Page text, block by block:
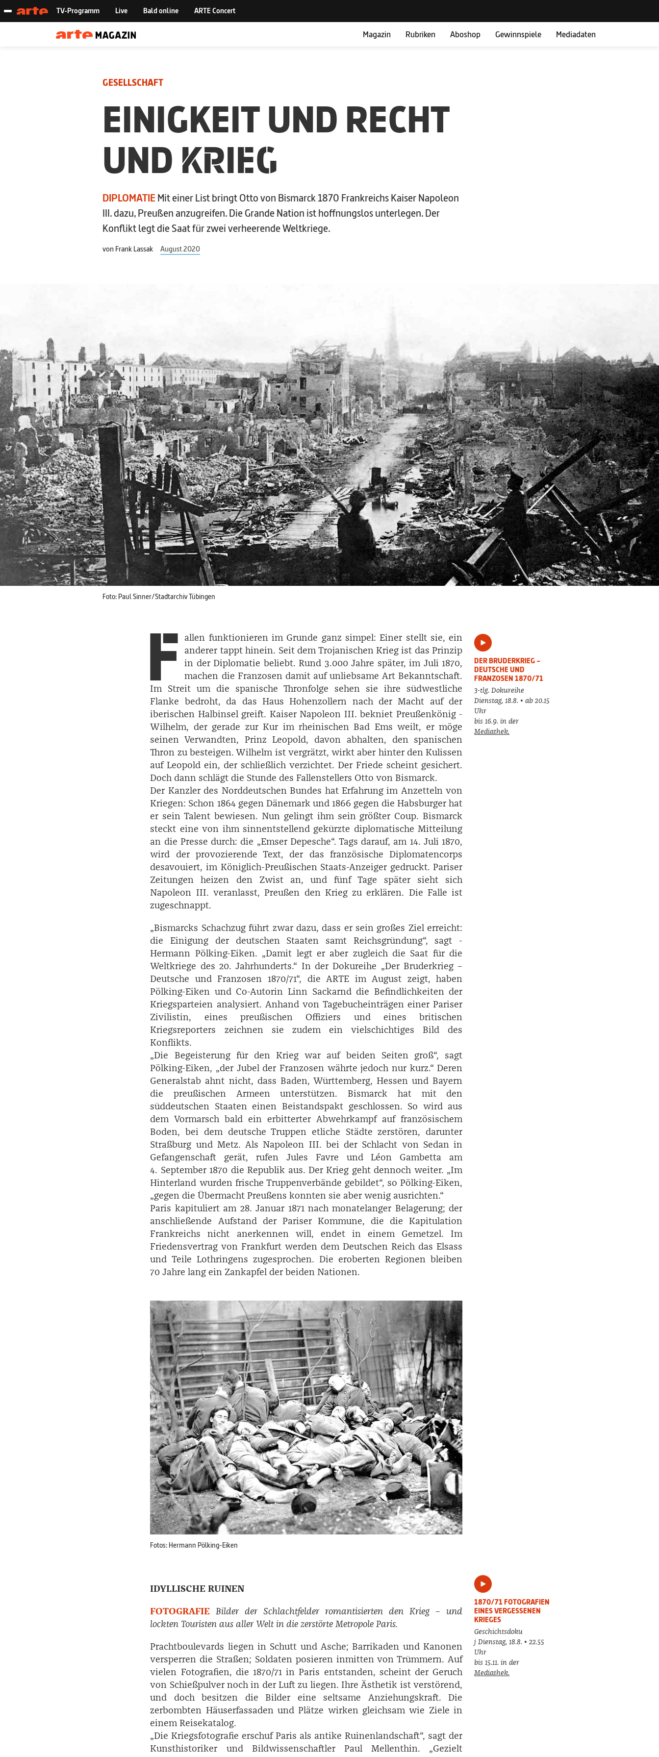
Magazin Rubriken Aboshop Gewinnspiele Mediadaten
GESELLSCHAFT
EINIGKEIT UND RECHT
UND KRIEG
DIPLOMATIE Mit einer List bringt Otto von Bismarck 1870 Frankreichs Kaiser Napoleon
III. dazu, Preußen anzugreifen. Die Grande Nation ist hoffnungslos unterlegen. Der
Konflikt legt die Saat für zwei verheerende Weltkriege.
vonFrank Lassak August 2020
Foto: Paul Sinner/Stadtarchiv Tübingen
F allen funktionieren im Grunde ganz simpel: Einer stellt sie, ein
anderer tappt hinein. Seit dem Trojanischen Krieg ist das Prinzip
in der Diplomatie beliebt. Rund 3.000 Jahre später, im Juli 1870,
machen die Franzosen damit auf unliebsame Art Bekanntschaft.
Im Streit um die spanische Thronfolge sehen sie ihre südwestliche
Flanke bedroht, da das Haus Hohenzollern nach der Macht auf der
iberischen Halbinsel greift. Kaiser ­Napoleon III. bekniet Preußenkönig ­
Wilhelm, der gerade zur Kur im rheinischen Bad Ems weilt, er möge
seinen Verwandten, Prinz ­Leopold, davon abhalten, den spanischen
Thron zu besteigen. ­Wilhelm ist vergrätzt, wirkt aber hinter den Kulissen
auf ­Leopold ein, der schließlich verzichtet. Der Friede scheint gesichert.
Doch dann schlägt die Stunde des Fallenstellers ­Otto von ­Bismarck.
Der Kanzler des Norddeutschen Bundes hat Erfahrung im Anzetteln von
Kriegen: Schon 1864 gegen Dänemark und 1866 gegen die Habsburger hat
er sein Talent bewiesen. Nun gelingt ihm sein größter Coup. ­Bismarck
steckt eine von ihm sinnentstellend gekürzte diplomatische Mitteilung
an die Presse durch: die „Emser Depesche“. Tags darauf, am 14. Juli 1870,
wird der provozierende Text, der das französische Diplomatencorps
desavouiert, im Königlich-Preußischen Staats-­Anzeiger gedruckt. Pariser
Zeitungen heizen den Zwist an, und fünf Tage später sieht sich
Napoleon III. veranlasst, Preußen den Krieg zu erklären. Die Falle ist
zugeschnappt.
„Bismarcks Schachzug führt zwar dazu, dass er sein großes Ziel erreicht:
die Einigung der deutschen Staaten samt Reichsgründung“, sagt ­
Hermann Pölking-­Eiken. „Damit legt er aber zugleich die Saat für die
Weltkriege des 20. Jahrhunderts.“ In der Dokureihe „Der Bruderkrieg –
Deutsche und Franzosen 1870/71“, die ARTE im August zeigt, haben
Pölking-­Eiken und Co-Autorin Linn ­Sackarnd die Befindlichkeiten der
Kriegsparteien analysiert. Anhand von Tagebucheinträgen einer Pariser
Zivilistin, eines preußischen Offiziers und eines britischen
Kriegsreporters zeichnen sie zudem ein vielschichtiges Bild des
Konflikts.
„Die Begeisterung für den Krieg war auf beiden Seiten groß“, sagt
Pölking-­Eiken, „der Jubel der Franzosen währte jedoch nur kurz.“ Deren
General­stab ahnt nicht, dass Baden, Württemberg, Hessen und Bayern
die preußischen Armeen unterstützen. ­Bismarck hat mit den
süddeutschen Staaten einen Beistandspakt geschlossen. So wird aus
dem Vormarsch bald ein erbitterter Abwehrkampf auf französischem
Boden, bei dem deutsche Truppen etliche Städte zerstören, darunter
Straßburg und Metz. Als Napoleon III. bei der Schlacht von Sedan in
Gefangenschaft gerät, rufen ­Jules ­Favre und ­Léon ­Gambetta am
4. September 1870 die Republik aus. Der Krieg geht dennoch weiter. „Im
Hinterland wurden frische Truppenverbände gebildet“, so Pölking-­Eiken,
„gegen die Übermacht Preußens konnten sie aber wenig ausrichten.“
Paris kapituliert am 28. Januar 1871 nach monatelanger Belagerung; der
anschließende Aufstand der Pariser Kommune, die die Kapitulation
Frankreichs nicht anerkennen will, endet in einem Gemetzel. Im
Friedensvertrag von Frankfurt werden dem Deutschen Reich das Elsass
und Teile Lothringens zugesprochen. Die eroberten Regionen bleiben
70 Jahre lang ein Zankapfel der beiden Nationen.
DER BRUDERKRIEG –
DEUTSCHE UND
FRANZOSEN 1870/71
3-tlg. Dokureihe
Dienstag, 18.8. • ab 20.15
Uhr
bis 16.9. in der
Mediathek.
Fotos: Hermann Pölking-Eiken
IDYLLISCHE RUINEN
FOTOGRAFIE Bilder der Schlachtfelder romantisierten den Krieg – und
lockten Touristen aus aller Welt in die zerstörte Metropole Paris.
Prachtboulevards liegen in Schutt und Asche; Barrikaden und Kanonen
versperren die Straßen; Soldaten posieren inmitten von Trümmern. Auf
vielen Fotografien, die 1870/71 in Paris entstanden, scheint der Geruch
von Schießpulver noch in der Luft zu liegen. Ihre Ästhetik ist verstörend,
und doch besitzen die Bilder eine seltsame Anziehungskraft. Die
zerbombten Häuserfassaden und Plätze wirken gleichsam wie Ziele in
einem Reisekatalog.
„Die Kriegsfotografie erschuf Paris als antike Ruinenlandschaft“, sagt der
Kunsthistoriker und Bildwissenschaftler Paul ­Mellenthin. „Gezielt
1870/71 FOTOGRAFIEN
EINES VERGESSENEN
KRIEGES
Geschichtsdoku
j Dienstag, 18.8. • 22.55
Uhr
bis 15.11. in der
Mediathek.